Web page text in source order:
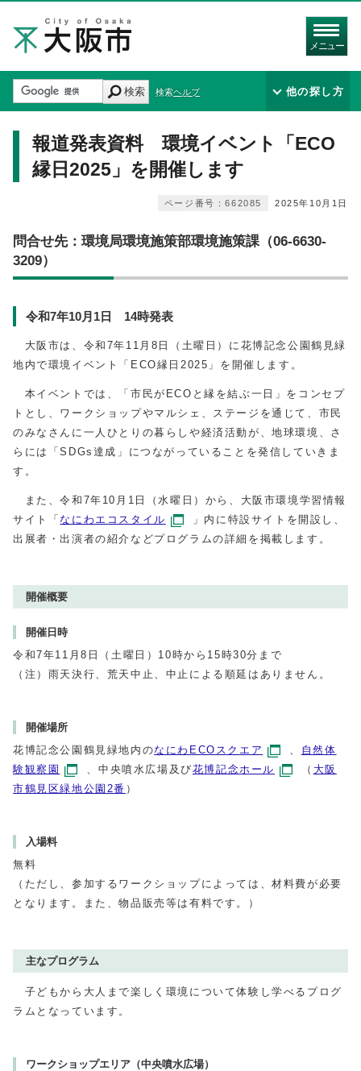
メニュー
検索 検索ヘルプ 他の探し方
報道発表資料 環境イベント「ECO
縁日2025」を開催します
2025年10月1日
ページ番号：662085
問合せ先：環境局環境施策部環境施策課（06-6630-
3209）
令和7年10月1日 14時発表
大阪市は、令和7年11月8日（土曜日）に花博記念公園鶴見緑
地内で環境イベント「ECO縁日2025」を開催します。
本イベントでは、「市民がECOと縁を結ぶ一日」をコンセプ
トとし、ワークショップやマルシェ、ステージを通じて、市民
のみなさんに一人ひとりの暮らしや経済活動が、地球環境、さ
らには「SDGs達成」につながっていることを発信していきま
す。
また、令和7年10月1日（水曜日）から、大阪市環境学習情報
サイト「 なにわエコスタイル
」内に特設サイトを開設し、
出展者・出演者の紹介などプログラムの詳細を掲載します。
開催概要
開催日時
令和7年11月8日（土曜日）10時から15時30分まで
（注）雨天決行、荒天中止、中止による順延はありません。
開催場所
花博記念公園鶴見緑地内のなにわECOスクエア 、 自然体
験観察園
、中央噴水広場及び花博記念ホール （ 大阪
市鶴見区緑地公園2番 ）
入場料
無料
（ただし、参加するワークショップによっては、材料費が必要
となります。また、物品販売等は有料です。）
主なプログラム
子どもから大人まで楽しく環境について体験し学べるプログ
ラムとなっています。
ワークショップエリア（中央噴水広場）